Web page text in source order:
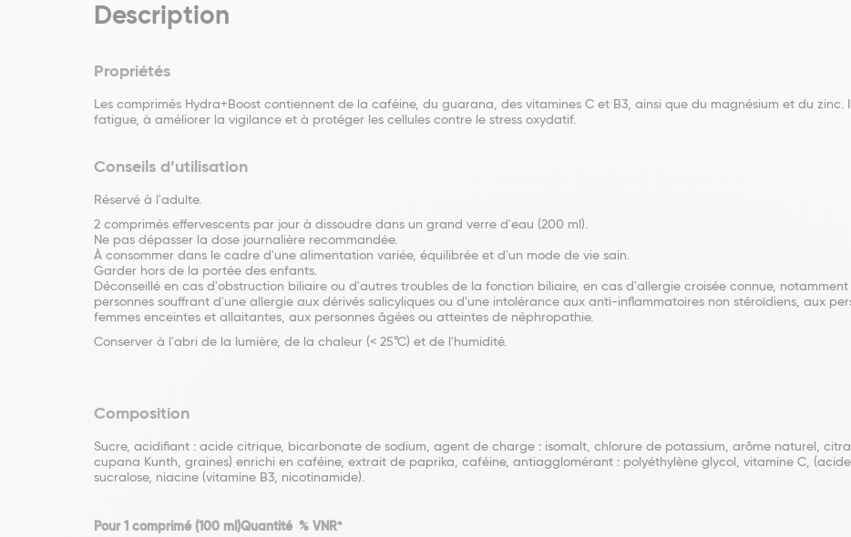
Description
Propriétés
Les comprimés Hydra+Boost contiennent de la caféine, du guarana, des vitamines C et B3, ainsi que du magnésium et du zinc.
fatigue, à améliorer la vigilance et à protéger les cellules contre le stress oxydatif.
Conseils d’utilisation
Réservé à l'adulte.
2 comprimés effervescents par jour à dissoudre dans un grand verre d'eau (200 ml).
Ne pas dépasser la dose journalière recommandée.
À consommer dans le cadre d'une alimentation variée, équilibrée et d'un mode de vie sain.
Garder hors de la portée des enfants.
Déconseillé en cas d'obstruction biliaire ou d'autres troubles de la fonction biliaire, en cas d'allergie croisée connue,
personnes souffrant d'une allergie aux dérivés salicyliques ou d'une intolérance aux anti-inflammatoires non stéroïdiens, aux
femmes enceintes et allaitantes, aux personnes âgées ou atteintes de néphropathie.
Conserver à l'abri de la lumière, de la chaleur (< 25°C) et de l'humidité.
Composition
Sucre, acidifiant : acide citrique, bicarbonate de sodium, agent de charge : isomalt, chlorure de potassium, arôme naturel,
cupana Kunth, graines) enrichi en caféine, extrait de paprika, caféine, antiagglomérant : polyéthylène glycol, vitamine C,
sucralose, niacine (vitamine B3, nicotinamide).
Pour 1 comprimé (100 ml)Quantité % VNR*